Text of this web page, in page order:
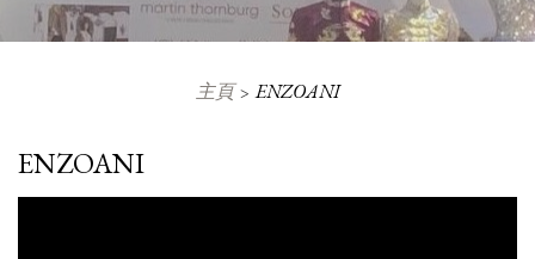
主頁 ENZOANI
ENZOANI